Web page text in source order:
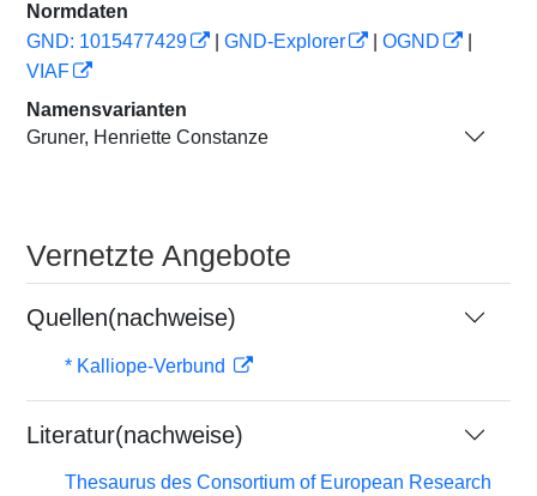
Normdaten
GND: 1015477429
GND-Explorer OGND
VIAF
Namensvarianten
Gruner, Henriette Constanze
Vernetzte Angebote
Quellen(nachweise)
* Kalliope-Verbund
Literatur(nachweise)
Thesaurus des Consortium of European Research